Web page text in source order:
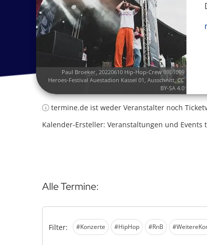
Paul Broeker, 20220610 Hip-Hop-Crew 0101099
Heroes-Festival Auestadion Kassel 01 , Ausschnitt,CC
BY-SA 4.0
termine.de ist weder Veranstalter noch
Kalender-Ersteller: Veranstaltungen und Events
Alle Termine:
Filter: #Konzerte #HipHop #RnB